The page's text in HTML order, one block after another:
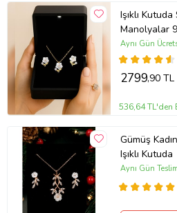
Işıklı
Manolyalar
Kolye Küpe
Aynı Gün
2799,90 TL
536,64 TL'den
Gümüş
Işıklı Kutuda
Aynı Gün